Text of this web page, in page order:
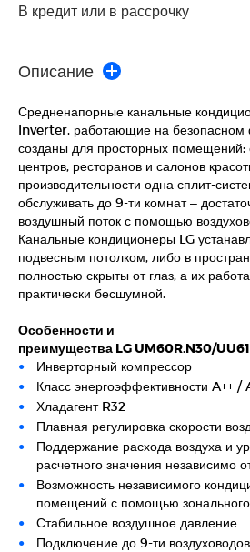
В кредит или в рассрочку
Описание
Средненапорные канальные
Inverter, работающие на
созданы для просторных
центров, ресторанов и салонов
производительности одна сплит-
обслуживать до 9-ти комнат –
воздушный поток с помощью
Канальные кондиционеры LG
подвесным потолком, либо в
полностью скрыты от глаз, а их
практически бесшумной.
Особенности и
преимущества LG UM60R.N30/
Инверторный компрессор
Класс энергоэффективности A++ /
Хладагент R32
Плавная регулировка скорости
Поддержание расхода воздуха и
расчетного значения независимо
Возможность независимого
помещений с помощью зонального
Стабильное воздушное давление
Подключение до 9-ти